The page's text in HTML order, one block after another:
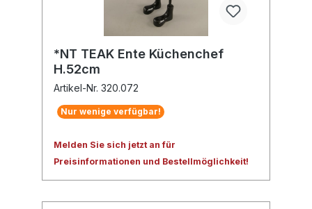
*NT TEAK Ente Küchenchef
H.52cm
Artikel-Nr. 320.072
Nur wenige verfügbar!
Melden Sie sich jetzt an für
Preisinformationen und Bestellmöglichkeit!